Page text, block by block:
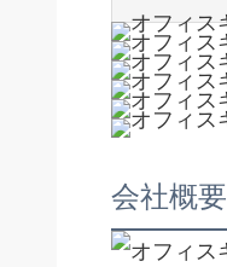
会社概要